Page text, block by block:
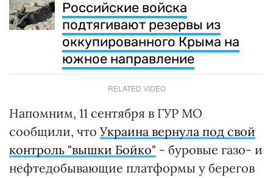
Российские войска
подтягивают резервы из
оккупированного Крыма на
южное направление
RELATED VIDEO
Напомним, 11 сентября в ГУР МО
сообщили, что Украина вернула под свой
контроль "вышки Бойко" - буровые газо- и
нефтедобывающие платформы у берегов